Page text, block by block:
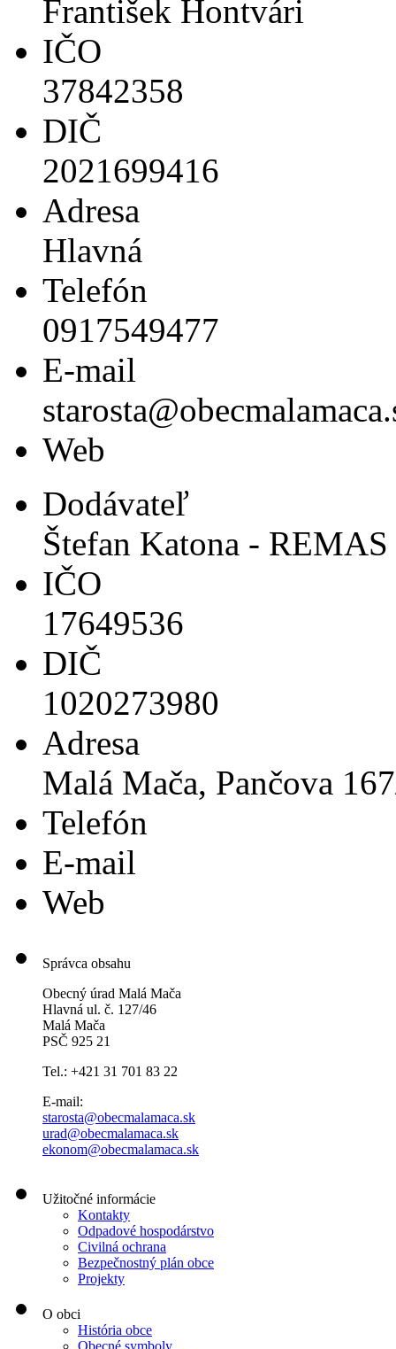
František Hontvári
IČO
37842358
DIČ
2021699416
Adresa
Hlavná
Telefón
0917549477
E-mail
Web
Dodávateľ
Štefan Katona - REMAS
IČO
17649536
DIČ
1020273980
Adresa
Malá Mača, Pančova
Telefón
E-mail
Web
Správca obsahu
Obecný úrad Malá Mača
Hlavná ul. č. 127/46
Malá Mača
PSČ 925 21
Tel.: +421 31 701 83 22
E-mail:
starosta@obecmalamaca.sk
urad@obecmalamaca.sk
ekonom@obecmalamaca.sk
Užitočné informácie
Kontakty
Odpadové hospodárstvo
Civilná ochrana
Bezpečnostný plán obce
Projekty
O obci
História obce